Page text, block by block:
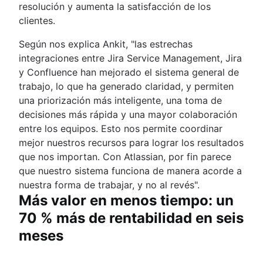
resolución y aumenta la satisfacción de los
clientes.
Según nos explica Ankit, "las estrechas
integraciones entre Jira Service Management, Jira
y Confluence han mejorado el sistema general de
trabajo, lo que ha generado claridad, y permiten
una priorización más inteligente, una toma de
decisiones más rápida y una mayor colaboración
entre los equipos. Esto nos permite coordinar
mejor nuestros recursos para lograr los resultados
que nos importan. Con Atlassian, por fin parece
que nuestro sistema funciona de manera acorde a
nuestra forma de trabajar, y no al revés".
Más valor en menos tiempo: un
70 % más de rentabilidad en seis
meses